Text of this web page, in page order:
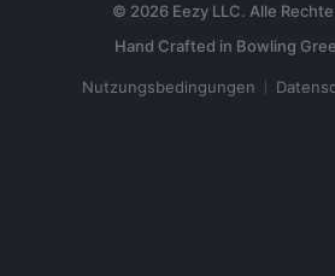
© 2026 Eezy LLC. Alle
Nutzungsbedingungen